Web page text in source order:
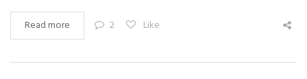
Read more 2 Like